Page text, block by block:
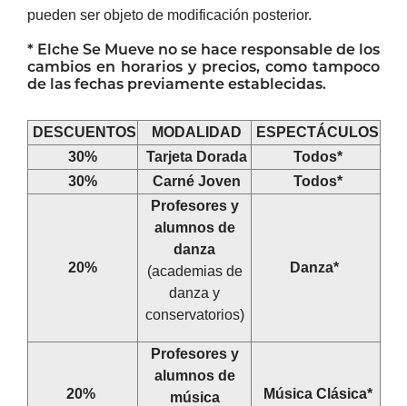
pueden ser objeto de modificación posterior.
* Elche Se Mueve no se hace responsable de los
cambios en horarios y precios, como tampoco
de las fechas previamente establecidas.
DESCUENTOS MODALIDAD
ESPECTÁCULOS
30%
Tarjeta Dorada
Todos*
30%
Carné Joven Todos*
20%
Profesores y
alumnos de
danza
(academias de
danza y
conservatorios)
Danza*
20%
Profesores y
alumnos de
música
Música Clásica*